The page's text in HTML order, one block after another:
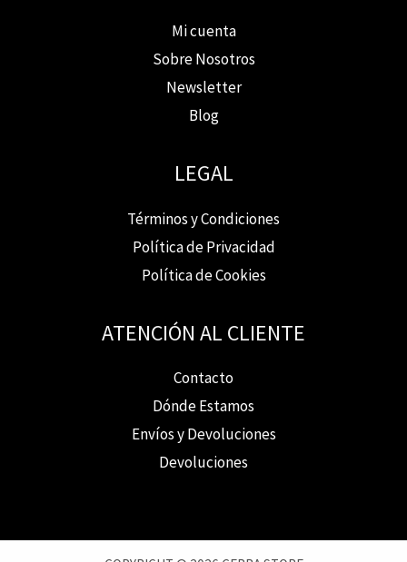
Mi cuenta
Sobre Nosotros
Newsletter
Blog
LEGAL
Términos y Condiciones
Política de Privacidad
Política de Cookies
ATENCIÓN AL CLIENTE
Contacto
Dónde Estamos
Envíos y Devoluciones
Devoluciones